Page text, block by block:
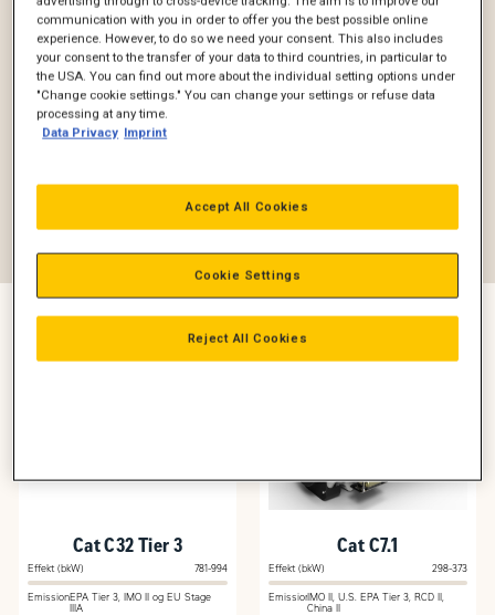
Fremdrifts- og manøvresystemer(9)
Hjælpemotorer(13)
Kommercielle fremdriftsmotorer(
Marine-generatorer(17)
Cat C32 Tier 3
Effekt (bkW) 781-994
EmissionEPA Tier 3, IMO II og EU Stage
IIIA
Cat C7.1
Effekt (bkW) 298-373
EmissionIMO II, U.S. EPA Tier 3, RCD II,
China II
communication with you in order to offer you the best possible online
experience. However, to do so we need your consent. This also includes
your consent to the transfer of your data to third countries, in particular to
the USA. You can find out more about the individual setting options under
"Change cookie settings." You can change your settings or refuse data
processing at any time.
Data Privacy Imprint
Reject All Cookies
Accept All Cookies
Cookie Settings